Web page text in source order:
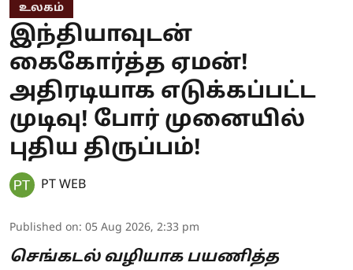
உலகம்
இந்தியாவுடன்
கைகோர்த்த ஏமன்!
அதிரடியாக எடுக்கப்பட்ட
முடிவு! போர் முனையில்
புதிய திருப்பம்!
PT WEB
Published on: 05 Aug 2026, 2:33 pm
செங்கடல் வழியாக பயணித்த